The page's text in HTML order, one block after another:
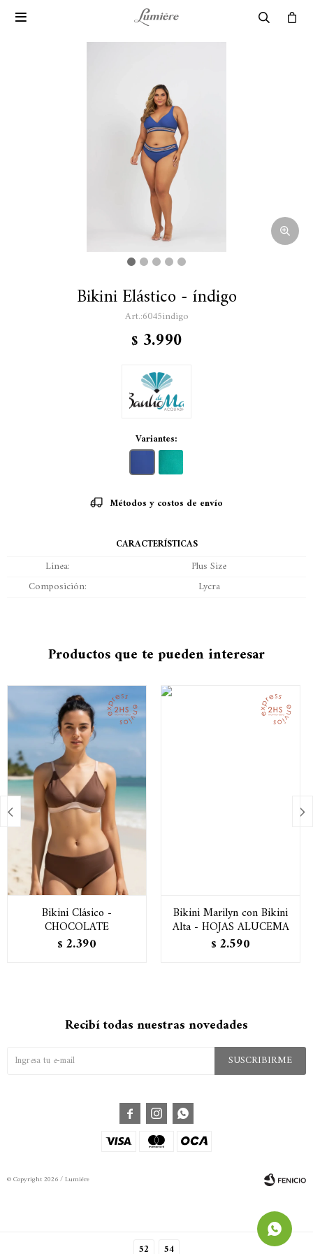

Bikini Elástico - índigo
6045indigo
$ 3.990
Variantes:
52 54
Métodos y costos de envío
CARACTERÍSTICAS
Línea
Plus Size
Composición
Lycra
Productos que te pueden interesar
Bikini Clásico -
CHOCOLATE
$ 2.390
Bikini Marilyn con Bikini
Alta - HOJAS ALUCEMA
$ 2.590
 
Recibí todas nuestras novedades
SUSCRIBIRME
  
© Copyright 2026 / Lumiére